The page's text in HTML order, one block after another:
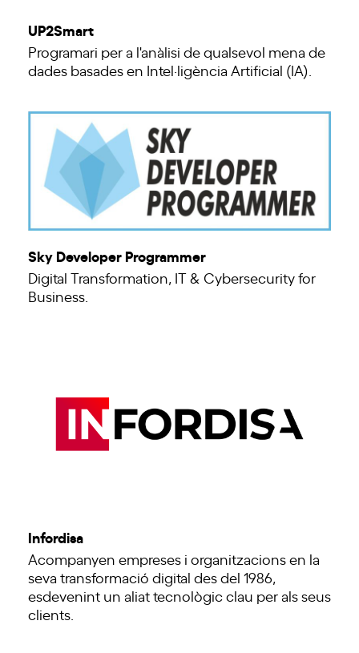
UP2Smart
Programari per a l'anàlisi de qualsevol mena de
dades basades en Intel·ligència Artificial (IA).
Sky Developer Programmer
Digital Transformation, IT & Cybersecurity for
Business.
Infordisa
Acompanyen empreses i organitzacions en la
seva transformació digital des del 1986,
esdevenint un aliat tecnològic clau per als seus
clients.